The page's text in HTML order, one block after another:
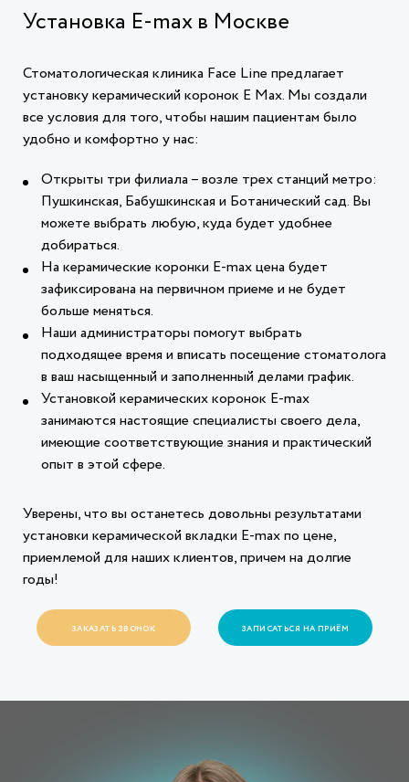
Установка Е-max в Москве
Стоматологическая клиника Face Line предлагает
установку керамический коронок E Max. Мы создали
все условия для того, чтобы нашим пациентам было
удобно и комфортно у нас:
Открыты три филиала – возле трех станций метро:
Пушкинская, Бабушкинская и Ботанический сад. Вы
можете выбрать любую, куда будет удобнее
добираться.
На керамические коронки Е-max цена будет
зафиксирована на первичном приеме и не будет
больше меняться.
Наши администраторы помогут выбрать
подходящее время и вписать посещение стоматолога
в ваш насыщенный и заполненный делами график.
Установкой керамических коронок Е-max
занимаются настоящие специалисты своего дела,
имеющие соответствующие знания и практический
опыт в этой сфере.
Уверены, что вы останетесь довольны результатами
установки керамической вкладки Е-max по цене,
приемлемой для наших клиентов, причем на долгие
годы!
ЗАКАЗАТЬ ЗВОНОК ЗАПИСАТЬСЯ НА ПРИЁМ